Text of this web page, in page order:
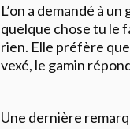
L’on a demandé à
quelque chose tu le
rien. Elle préfère que
vexé, le gamin
Une dernière